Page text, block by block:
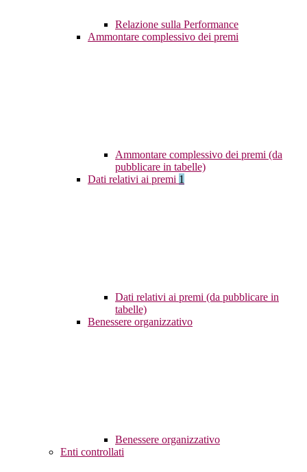
Relazione sulla Performance
Ammontare complessivo dei premi
Ammontare complessivo dei premi (da
pubblicare in tabelle)
Dati relativi ai premi 1
Dati relativi ai premi (da pubblicare in
tabelle)
Benessere organizzativo
Benessere organizzativo
Enti controllati